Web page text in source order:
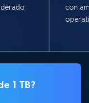
con
1 TB?